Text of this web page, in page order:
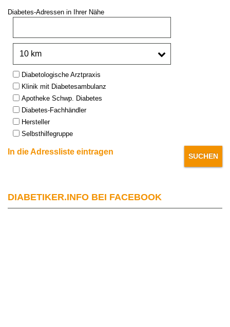
Diabetes-Adressen in Ihrer Nähe
Type:Diabetologische Arztpraxis
Klinik mit Diabetesambulanz
Apotheke Schwp. Diabetes
Diabetes-Fachhändler
Hersteller
Selbsthilfegruppe
In die Adressliste eintragen
DIABETIKER.INFO BEI FACEBOOK